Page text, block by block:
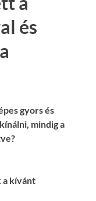
és
gyors és
kínálni, mindig a
a kívánt